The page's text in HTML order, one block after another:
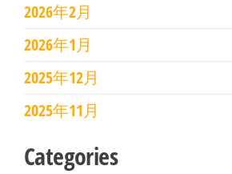
2026年2月
2026年1月
2025年12月
2025年11月
Categories